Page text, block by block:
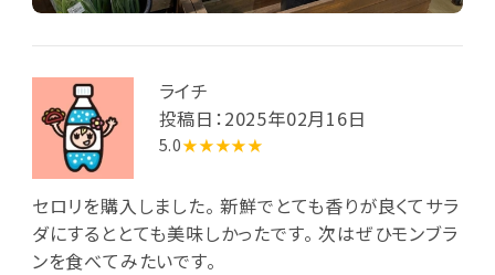
ライチ
投稿日：2025年02月16日
5.0★★★★★
セロリを購入しました。 新鮮でとても香りが良くてサラ
ダにするととても美味しかったです。 次はぜひモンブラ
ンを食べてみたいです。